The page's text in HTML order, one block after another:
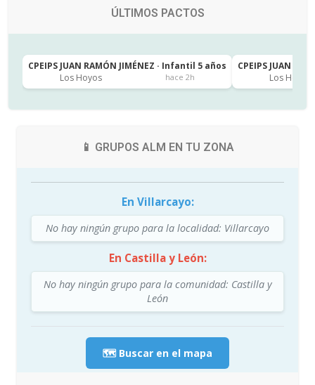
ÚLTIMOS PACTOS
CPEIPS JUAN RAMÓN JIMÉNEZ · Infantil 5 años
Los Hoyos
hace 2h
CPEIPS JUAN
Los Hoyos
📱 GRUPOS ALM EN TU ZONA
En Villarcayo:
No hay ningún grupo para la localidad: Villarcayo
En Castilla y León:
No hay ningún grupo para la comunidad: Castilla y
León
🗺️ Buscar en el mapa